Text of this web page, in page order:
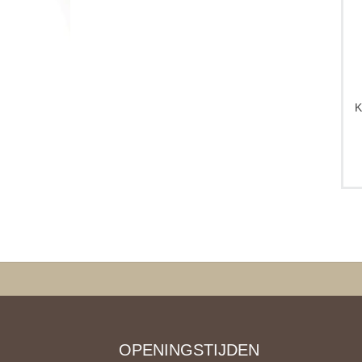
OPENINGSTIJDEN